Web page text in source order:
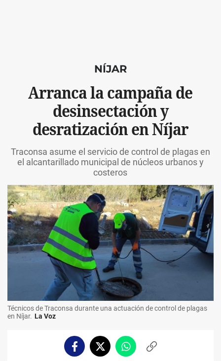
NÍJAR
Arranca la campaña de
desinsectación y
desratización en Níjar
Traconsa asume el servicio de control de plagas en
el alcantarillado municipal de núcleos urbanos y
costeros
Técnicos de Traconsa durante una actuación de control de plagas
en Níjar. La Voz
FacebookTwitterWhatsappCopiar